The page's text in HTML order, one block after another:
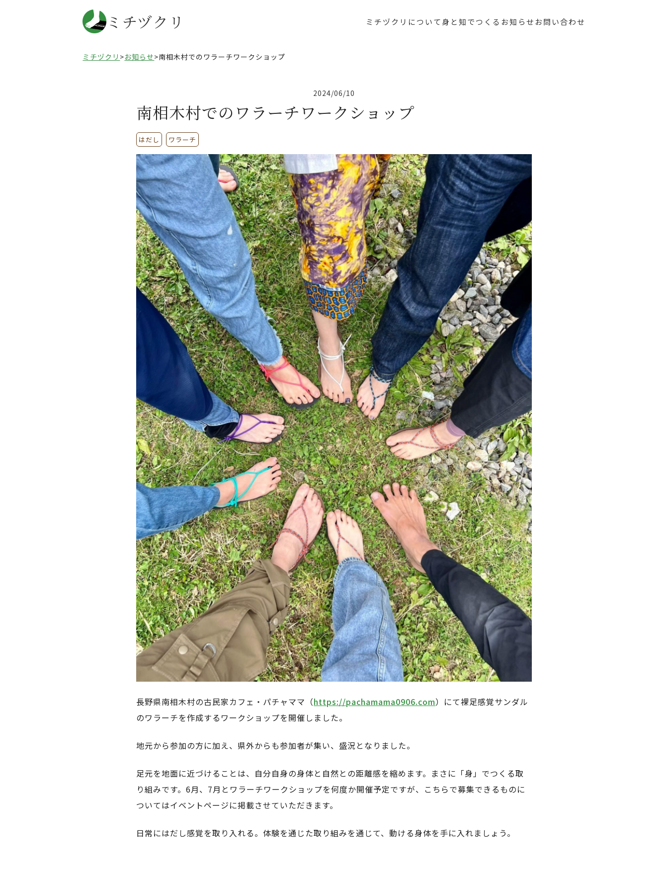
ミチヅクリ ミチヅクリについて身と知でつくる お知らせ お問い合わせ
ミチヅクリ >お知らせ>南相木村でのワラーチワークショップ
2024/06/10
南相木村でのワラーチワークショップ
はだし ワラーチ
長野県南相木村の古民家カフェ・パチャママ（https://pachamama0906.com）にて裸足感覚サンダル
のワラーチを作成するワークショップを開催しました。
地元から参加の方に加え、県外からも参加者が集い、盛況となりました。
足元を地面に近づけることは、自分自身の身体と自然との距離感を縮めます。まさに「身」でつくる取
り組みです。6月、7月とワラーチワークショップを何度か開催予定ですが、こちらで募集できるものに
ついてはイベントページに掲載させていただきます。
日常にはだし感覚を取り入れる。体験を通じた取り組みを通じて、動ける身体を手に入れましょう。